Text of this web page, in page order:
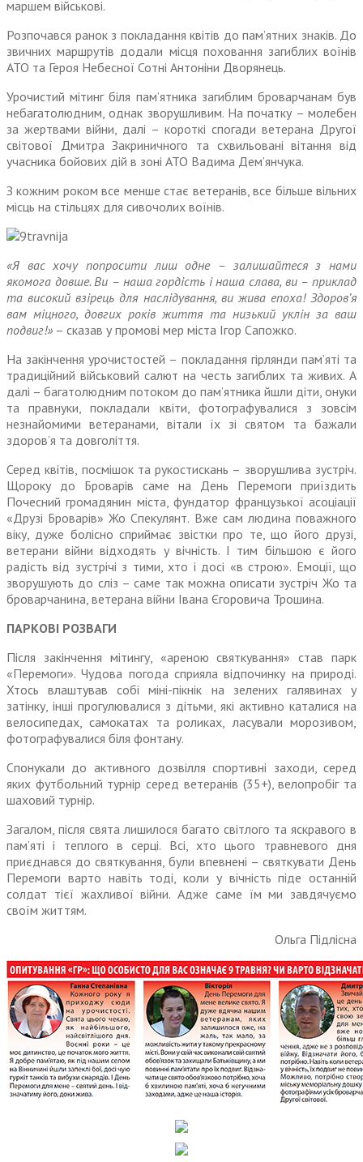
маршем військові.
Розпочався ранок з покладання квітів до пам’ятних знаків. До
звичних маршрутів додали місця поховання загиблих воїнів
АТО та Героя Небесної Сотні Антоніни Дворянець.
Урочистий мітинг біля пам’ятника загиблим бровар­чанам був
небагатолюдним, однак зворушливим. На початку – молебен
за жертвами війни, далі – короткі спогади ветерана Другої
світової Дмитра Закриничного та схвильовані вітання від
учасника бойових дій в зоні АТО Вадима Дем’янчука.
З кожним роком все менше стає ветеранів, все більше вільних
місць на стільцях для сивочолих воїнів.
«Я вас хочу попросити лиш одне – залишайтеся з нами
якомога довше. Ви – наша гордість і наша слава, ви – приклад
та високий взірець для наслідування, ви жива епоха! Здоров’я
вам міцного, довгих років життя та низький уклін за ваш
подвиг!» – сказав у промові мер міста Ігор Сапожко.
На закінчення урочистостей – покладання гірлянди пам’яті та
традиційний військовий салют на честь загиблих та живих. А
далі – багатолюдним потоком до пам’ятника йшли діти, онуки
та правнуки, покладали квіти, фотографувалися з зовсім
незна­йомими ветеранами, вітали їх зі святом та бажали
здоров’я та довголіття.
Серед квітів, посмішок та рукостискань – зворушлива зустріч.
Щороку до Броварів саме на День Перемоги приїздить
Почесний громадянин міста, фундатор французької асоціації
«Друзі Броварів» Жо Спекулянт. Вже сам людина поважного
віку, дуже болісно сприймає звістки про те, що його друзі,
ветерани війни відходять у вічність. І тим більшою є його
радість від зустрічі з тими, хто і досі «в строю». Емоції, що
зворушують до сліз – саме так можна описати зустріч Жо та
броварчанина, ветерана війни Івана Єгоровича Трошина.
ПАРКОВІ РОЗВАГИ
Після закінчення мітингу, «ареною святкування» став парк
«Перемоги». Чудова погода сприяла відпочинку на природі.
Хтось влаштував собі міні-пікнік на зелених галявинах у
затінку, інші прогулювалися з дітьми, які активно каталися на
велосипедах, самокатах та роликах, ласували морозивом,
фотографувалися біля фонтану.
Спонукали до активного дозвілля спортивні заходи, серед
яких футбольний турнір серед ветеранів (35+), велопробіг та
шаховий турнір.
Загалом, після свята лишилося багато світлого та яскравого в
пам’яті і теплого в серці. Всі, хто цього травневого дня
приєднався до святкування, були впевнені – святкувати День
Перемоги варто навіть тоді, коли у вічність піде останній
солдат тієї жахливої війни. Адже саме їм ми завдячу­ємо
своїм життям.
Ольга Підлісна